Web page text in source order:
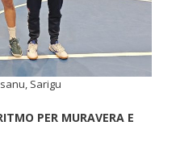
Sarigu
PER MURAVERA E